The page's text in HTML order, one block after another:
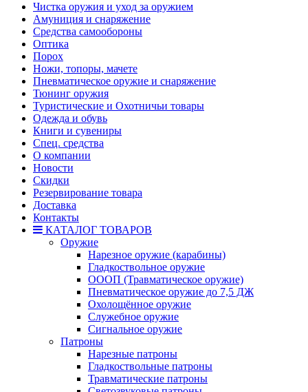
Чистка оружия и уход за оружием
Амуниция и снаряжение
Средства самообороны
Оптика
Порох
Ножи, топоры, мачете
Пневматическое оружие и снаряжение
Тюнинг оружия
Туристические и Охотничьи товары
Одежда и обувь
Книги и сувениры
Спец. средства
О компании
Новости
Скидки
Резервирование товара
Доставка
Контакты
КАТАЛОГ ТОВАРОВ
Оружие
Нарезное оружие (карабины)
Гладкоствольное оружие
ОООП (Травматическое оружие)
Пневматическое оружие до 7,5 ДЖ
Охолощённое оружие
Служебное оружие
Сигнальное оружие
Патроны
Нарезные патроны
Гладкоствольные патроны
Травматические патроны